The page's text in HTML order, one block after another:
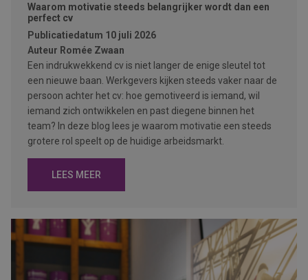
Waarom motivatie steeds belangrijker wordt dan een
perfect cv
Publicatiedatum 10 juli 2026
Auteur Romée Zwaan
Een indrukwekkend cv is niet langer de enige sleutel tot
een nieuwe baan. Werkgevers kijken steeds vaker naar de
persoon achter het cv: hoe gemotiveerd is iemand, wil
iemand zich ontwikkelen en past diegene binnen het
team? In deze blog lees je waarom motivatie een steeds
grotere rol speelt op de huidige arbeidsmarkt.
LEES MEER